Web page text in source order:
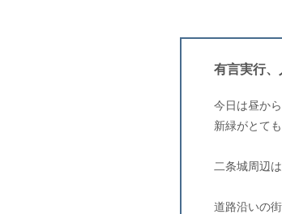
有言実行、
今日は昼か
新緑がとて
二条城周辺
道路沿いの